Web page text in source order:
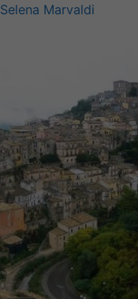
Selena Marvaldi